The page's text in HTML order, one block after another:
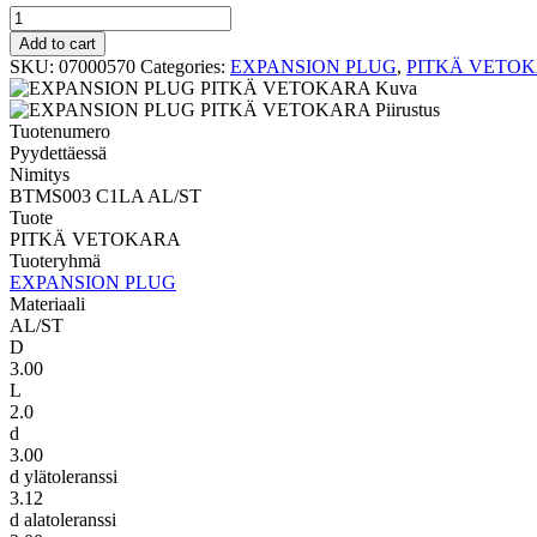
PITKÄ
VETOKARA
BTMS003
C1LA
AL/ST
quantity
Add to cart
SKU: 07000570 Categories: EXPANSION PLUG, PITKÄ
Tuotenumero
Pyydettäessä
Nimitys
BTMS003 C1LA AL/ST
Tuote
PITKÄ VETOKARA
Tuoteryhmä
EXPANSION PLUG
Materiaali
AL/ST
D
3.00
L
2.0
d
3.00
d ylätoleranssi
3.12
d alatoleranssi